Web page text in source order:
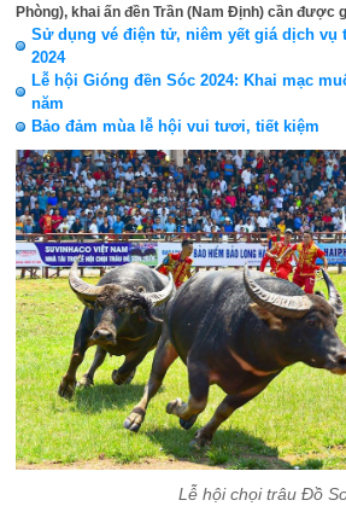
Phòng), khai ấn đền Trần (Nam Định) cần được
Sử dụng vé điện tử, niêm yết giá dịch vụ
2024
Lễ hội Gióng đền Sóc 2024: Khai mạc
năm
Bảo đảm mùa lễ hội vui tươi, tiết kiệm
Lễ hội chọi trâu Đồ